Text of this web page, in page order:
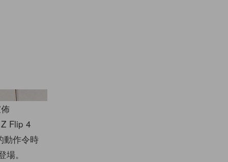
Maison Margiela
Flip 4
動作令時
。